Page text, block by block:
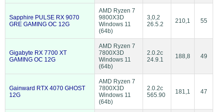
Sapphire PULSE RX 9070
GRE GAMING OC 12G
AMD Ryzen 7
9800X3D
Windows 11
(64b)
3,0,2
26.5.2
210,1 55
Gigabyte RX 7700 XT
GAMING OC 12G
AMD Ryzen 7
7800X3D
Windows 11
(64b)
2.0.2c
24.9.1
188,8 49
Gainward RTX 4070 GHOST
12G
AMD Ryzen 7
7800X3D
Windows 11
(64b)
2.0.2c
565.90
181,1 47